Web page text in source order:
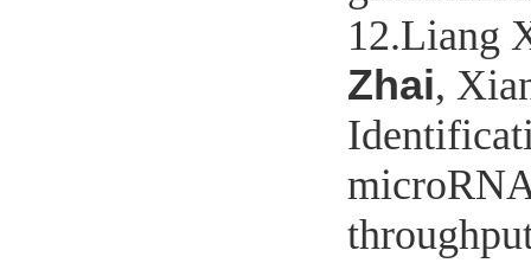
12.Liang
Zhai,